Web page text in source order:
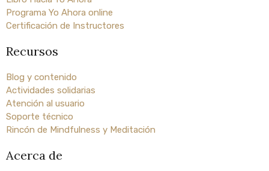
Programa Yo Ahora online
Certificación de Instructores
Recursos
Blog y contenido
Actividades solidarias
Atención al usuario
Soporte técnico
Rincón de Mindfulness y Meditación
Acerca de